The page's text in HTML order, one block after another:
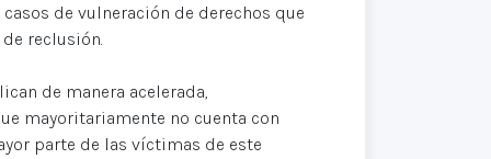
de vulneración de derechos que
reclusión.
de manera acelerada,
mayoritariamente no cuenta con
parte de las víctimas de este